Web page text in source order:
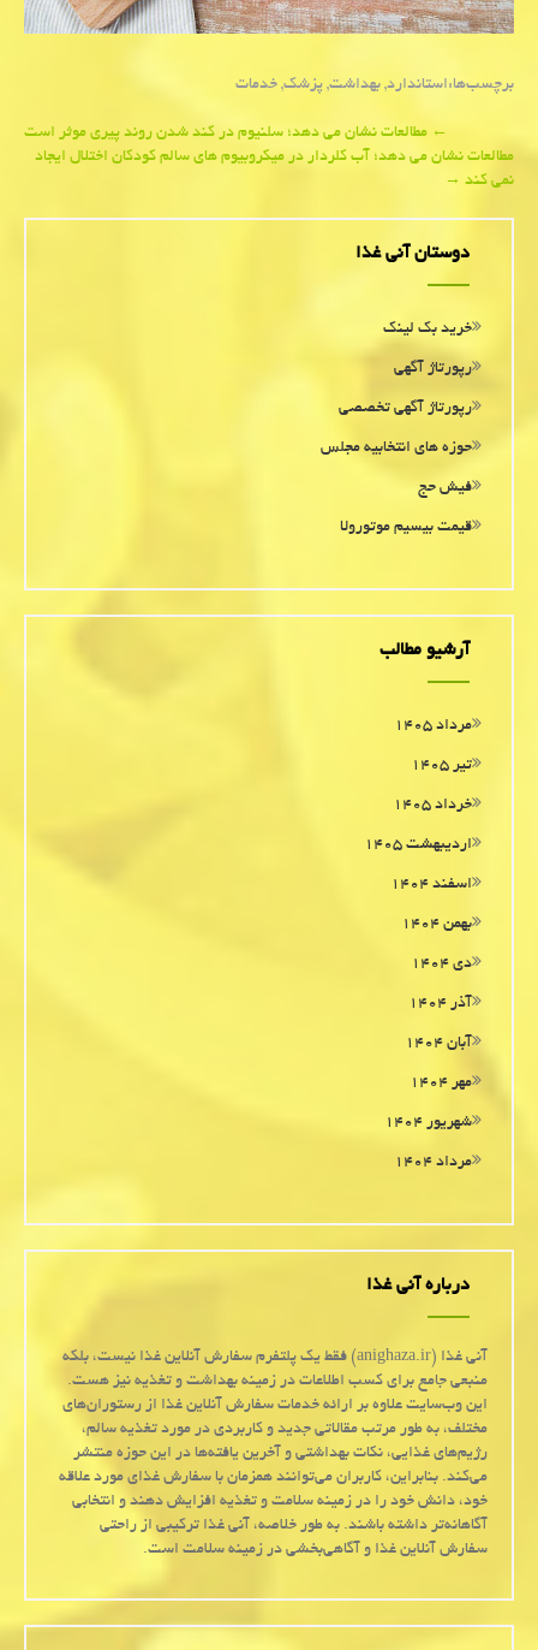
برچسب‌ها:استاندارد,بهداشت,پزشك,خدمات
navigation
←مطالعات نشان می دهد؛ سلنیوم در کند شدن روند پیری موثر است
مطالعات نشان می دهد؛ آب کلردار در میکروبیوم های سالم کودکان اختلال ایجاد
نمی کند→
دوستان آنی غذا
خرید بک لینک
رپورتاژ آگهی
رپورتاژ آگهی تخصصی
حوزه های انتخابیه مجلس
فیش حج
قیمت بیسیم موتورولا
آرشیو مطالب
مرداد ۱۴۰۵
تیر ۱۴۰۵
خرداد ۱۴۰۵
اردیبهشت ۱۴۰۵
اسفند ۱۴۰۴
بهمن ۱۴۰۴
دی ۱۴۰۴
آذر ۱۴۰۴
آبان ۱۴۰۴
مهر ۱۴۰۴
شهریور ۱۴۰۴
مرداد ۱۴۰۴
درباره آنی غذا
آنی غذا (anighaza.ir) فقط یک پلتفرم سفارش آنلاین غذا نیست، بلکه
منبعی جامع برای کسب اطلاعات در زمینه بهداشت و تغذیه نیز هست.
این وب‌سایت علاوه بر ارائه خدمات سفارش آنلاین غذا از رستوران‌های
مختلف، به طور مرتب مقالاتی جدید و کاربردی در مورد تغذیه سالم،
رژیم‌های غذایی، نکات بهداشتی و آخرین یافته‌ها در این حوزه منتشر
می‌کند. بنابراین، کاربران می‌توانند همزمان با سفارش غذای مورد علاقه
خود، دانش خود را در زمینه سلامت و تغذیه افزایش دهند و انتخابی
آگاهانه‌تر داشته باشند. به طور خلاصه، آنی غذا ترکیبی از راحتی
سفارش آنلاین غذا و آگاهی‌بخشی در زمینه سلامت است.